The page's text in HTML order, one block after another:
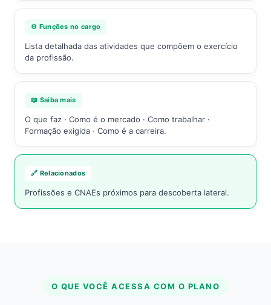
⚙️ Funções no cargo
Lista detalhada das atividades que compõem o exercício
da profissão.
📖 Saiba mais
O que faz · Como é o mercado · Como trabalhar ·
Formação exigida · Como é a carreira.
🔗 Relacionados
Profissões e CNAEs próximos para descoberta lateral.
O QUE VOCÊ ACESSA COM O PLANO